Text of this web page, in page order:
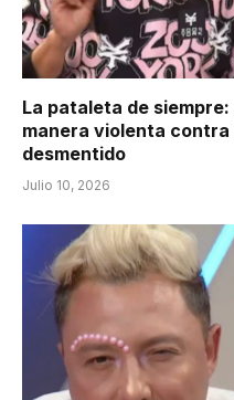
La pataleta de
manera violenta contra
desmentido
Julio 10, 2026